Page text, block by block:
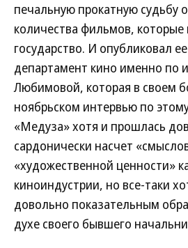
печальную прокатную судьбу
количества фильмов,
государство. И опубликовал
департамент кино именно по
Любимовой, которая в своем
ноябрьском интервью по
«Медуза» хотя и прошлась
сардонически насчет
«художественной ценности»
киноиндустрии, но все-таки
довольно показательным
духе своего бывшего